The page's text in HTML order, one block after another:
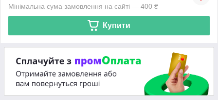
Мінімальна сума замовлення на сайті — 400 ₴
Купити